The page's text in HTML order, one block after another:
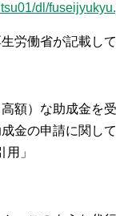
dl/
労働省が記載し
額）な助成金を
金の申請に関し
」